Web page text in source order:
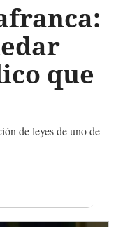
que
de leyes de uno de